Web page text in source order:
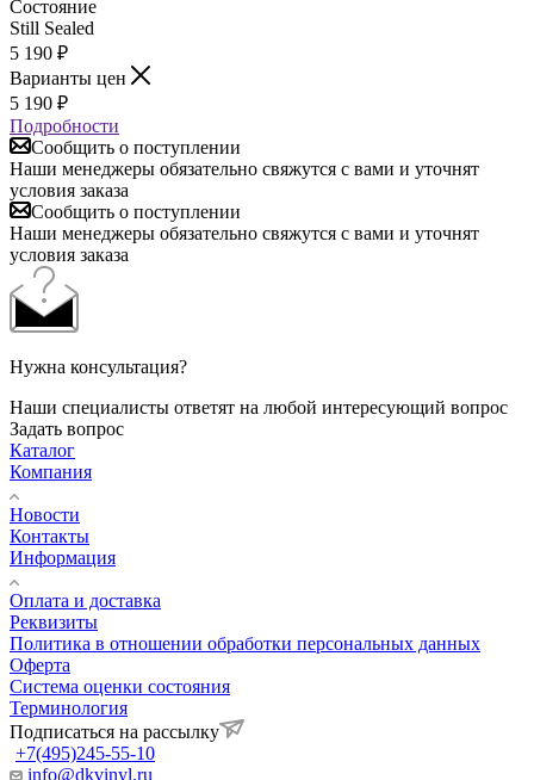
Состояние
Still Sealed
5 190 ₽
Варианты цен
5 190 ₽
Подробности
Сообщить о поступлении
Наши менеджеры обязательно свяжутся с вами и уточнят
условия заказа
Сообщить о поступлении
Наши менеджеры обязательно свяжутся с вами и уточнят
условия заказа
Нужна консультация?
Наши специалисты ответят на любой интересующий вопрос
Задать вопрос
Каталог
Компания
Новости
Контакты
Информация
Оплата и доставка
Реквизиты
Политика в отношении обработки персональных данных
Оферта
Система оценки состояния
Терминология
Подписаться на рассылку
+7(495)245-55-10
info@dkvinyl.ru